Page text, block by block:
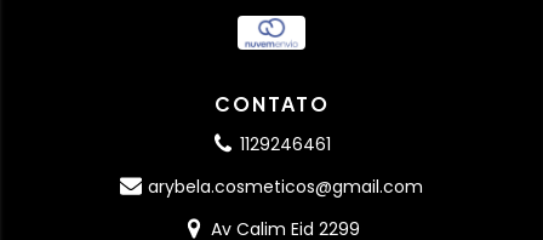
CONTATO
1129246461
arybela.cosmeticos@gmail.com
Av Calim Eid 2299